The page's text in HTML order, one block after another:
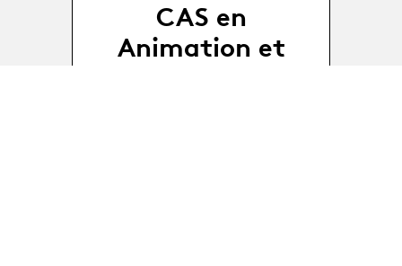
CAS en
Animation et